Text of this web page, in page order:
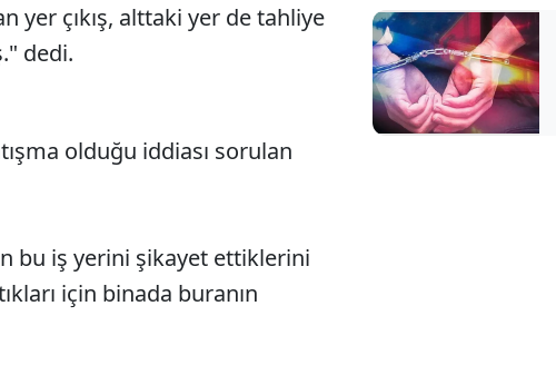
yer çıkış, alttaki yer de tahliye
dedi.
olduğu iddiası sorulan
bu iş yerini şikayet ettiklerini
için binada buranın